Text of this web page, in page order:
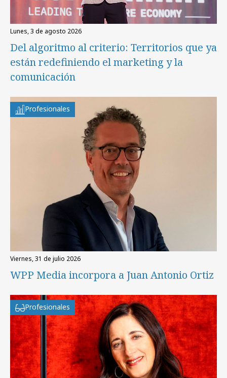
lunes, 3 de agosto 2026
Del algoritmo al criterio: Territorios que ya
están redefiniendo el marketing y la
comunicación
Profesionales
viernes, 31 de julio 2026
WPP Media incorpora a Juan Antonio Ortiz
Profesionales